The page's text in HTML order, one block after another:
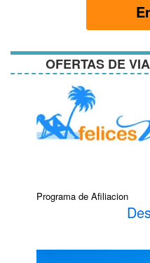
OFERTAS DE
Programa de Afiliacion